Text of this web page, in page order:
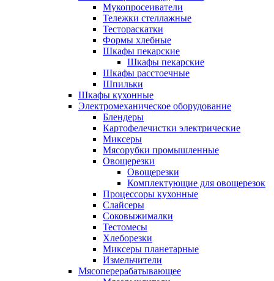
Мукопросеиватели
Тележки стеллажные
Тестораскатки
Формы хлебные
Шкафы пекарские
Шкафы пекарские
Шкафы расстоечные
Шпильки
Шкафы кухонные
Электромеханическое оборудование
Блендеры
Картофелечистки электрические
Миксеры
Мясорубки промышленные
Овощерезки
Овощерезки
Комплектующие для овощерезок
Процессоры кухонные
Слайсеры
Соковыжималки
Тестомесы
Хлеборезки
Миксеры планетарные
Измельчители
Мясоперерабатывающее